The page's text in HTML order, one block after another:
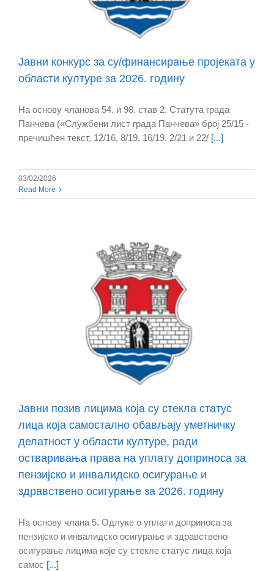
Јавни конкурс за су/финансирање пројеката у
области културе за 2026. годину
На основу чланова 54. и 98. став 2. Статута града
Панчева («Службени лист града Панчева» број 25/15 -
пречишћен текст, 12/16, 8/19, 16/19, 2/21 и 22/ [...]
03/02/2026
Read More
Јавни позив лицима која су стекла статус
лица која самостално обављају уметничку
делатност у области културе, ради
остваривањa права на уплату доприноса за
пензијско и инвалидско осигурање и
здравствено осигурање за 2026. годину
На основу члана 5. Одлуке о уплати доприноса за
пензијско и инвалидско осигурање и здравствено
осигурање лицима које су стекле статус лица која
самос [...]